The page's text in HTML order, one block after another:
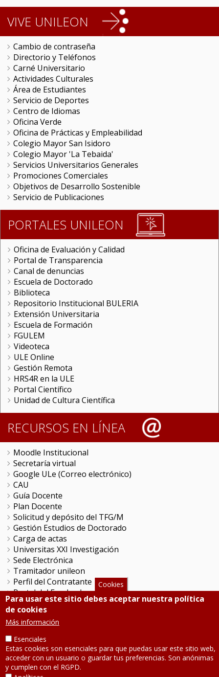
VIVE UNILEON
Cambio de contraseña
Directorio y Teléfonos
Carné Universitario
Actividades Culturales
Área de Estudiantes
Servicio de Deportes
Centro de Idiomas
Oficina Verde
Oficina de Prácticas y Empleabilidad
Colegio Mayor San Isidoro
Colegio Mayor 'La Tebaida'
Servicios Universitarios Generales
Promociones Comerciales
Objetivos de Desarrollo Sostenible
Servicio de Publicaciones
PORTALES UNILEON
Oficina de Evaluación y Calidad
Portal de Transparencia
Canal de denuncias
Escuela de Doctorado
Biblioteca
Repositorio Institucional BULERIA
Extensión Universitaria
Escuela de Formación
FGULEM
Videoteca
ULE Online
Gestión Remota
HRS4R en la ULE
Portal Científico
Unidad de Cultura Científica
RECURSOS EN LÍNEA
Moodle Institucional
Secretaría virtual
Google ULe (Correo electrónico)
CAU
Guía Docente
Plan Docente
Solicitud y depósito del TFG/M
Gestión Estudios de Doctorado
Carga de actas
Universitas XXI Investigación
Sede Electrónica
Tramitador unileon
Perfil del Contratante
Portal del Empleado
Servicio de Informática y Comunicaciones
Teléfono: 987 291 000
Contacto
Cookies
Para usar este sitio debes aceptar nuestra política
de cookies
Más información
Esenciales
Estas cookies son esenciales para que puedas usar este sitio web,
acceder con un usuario o guardar tus preferencias. Son anónimas
y cumplen con el RGPD.